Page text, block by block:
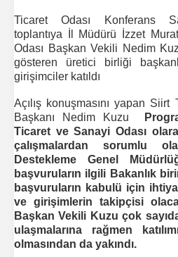
Ticaret Odası Konferans
toplantıya İl Müdürü İzzet
Odası Başkan Vekili Nedim
gösteren üretici birliği
girişimciler katıldı
Açılış konuşmasını yapan
Başkanı Nedim Kuzu
Ticaret ve Sanayi Odası
çalışmalardan sorumlu
Destekleme Genel
başvuruların ilgili Bakanlık
başvuruların kabulü için
ve girişimlerin takipçisi
Başkan Vekili Kuzu çok
ulaşmalarına rağmen
olmasından da yakındı.